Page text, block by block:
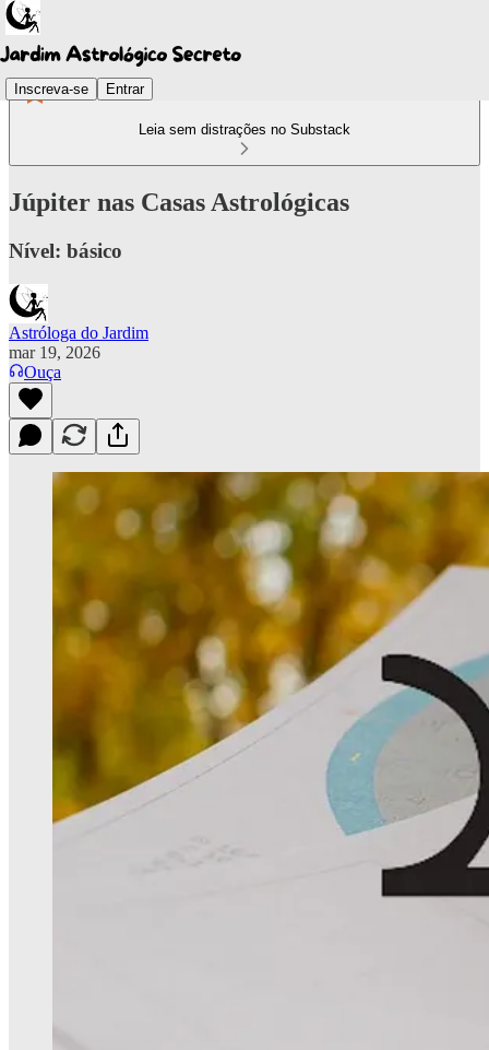
Inscreva-se Entrar
Leia sem distrações no Substack
Júpiter nas Casas Astrológicas
Nível: básico
Astróloga do Jardim
mar 19, 2026
Ouça